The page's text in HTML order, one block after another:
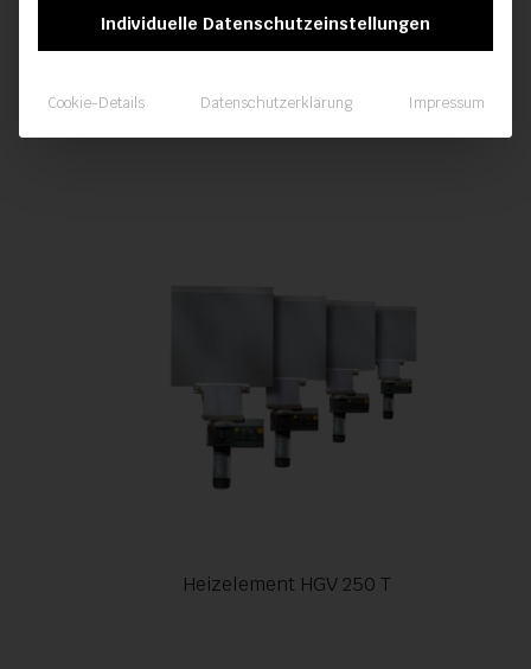
Heizelement HGV 250 T
Individuelle Datenschutzeinstellungen
Cookie-Details Datenschutzerklärung Impressum